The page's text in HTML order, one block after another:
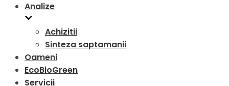
Analize
Achizitii
Sinteza saptamanii
Oameni
EcoBioGreen
Servicii